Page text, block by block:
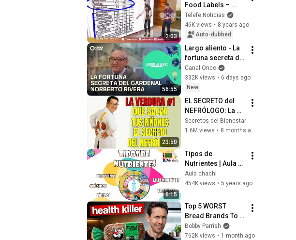
2:03
Food Labels –
Buen Telefe
Telefe Noticias
46K views • 8 years ago
Auto-dubbed
56:55
Largo aliento - La
fortuna secreta del
Cardenal Norberto
Rivera
(01/08/2026)
Canal Once
332K views • 6 days ago
New
23:50
EL SECRETO del
NEFRÓLOGO: La
VERDURA #1 que
“LIMPIA” tu
SALVA tus
RIÑONES
Secretos del Bienestar
1.6M views •
6:15
Tipos de
Nutrientes | Aula
chachi - Vídeos
educativos para
Aula chachi
454K views • 5 years ago
Top 5 WORST
Bread Brands To
Avoid
Bobby Parrish
762K views • 1 month ago